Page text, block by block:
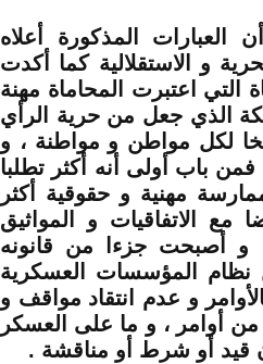
المذكورة أعلاه
و الاستقلالية كما أكدت
التي اعتبرت المحاماة مهنة
الذي جعل من حرية الرأي
لكل مواطن و مواطنة ، و
باب أولى أنه أكثر تطلبا
مهنية و حقوقية أكثر
مع الاتفاقيات و المواثيق
و أصبحت جزءا من قانونه
نظام المؤسسات العسكرية
و عدم انتقاد مواقف و
أوامر ، و ما على العسكر
قيد أو شرط أو مناقشة .